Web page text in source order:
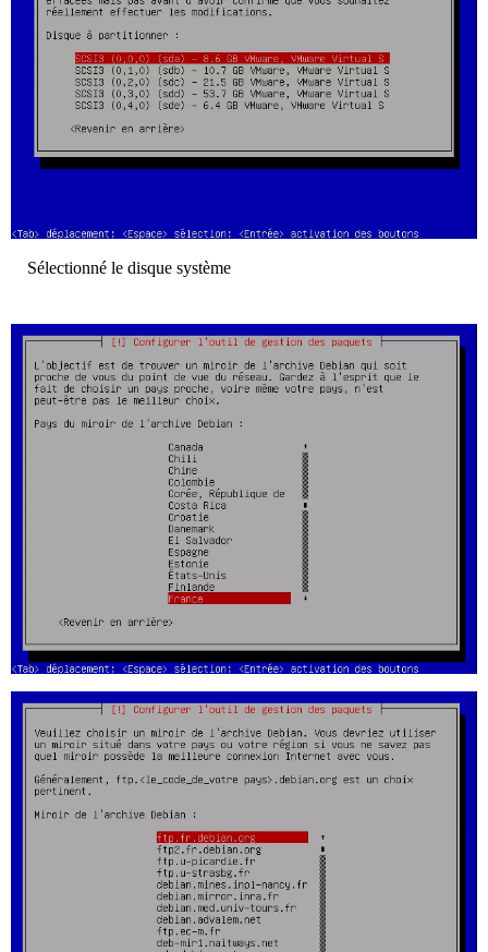
Sélectionné le disque système